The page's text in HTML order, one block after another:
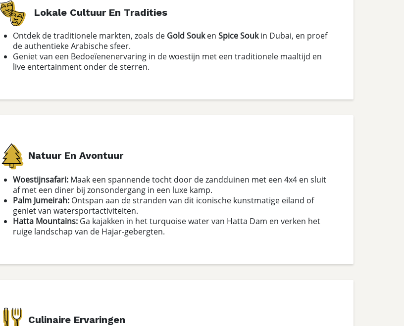
Lokale Cultuur En Tradities
Ontdek de traditionele markten, zoals de Gold Souken Spice Soukin Dubai, en proef
de authentieke Arabische sfeer.
Geniet van een Bedoeïenenervaring in de woestijn met een traditionele maaltijd en
live entertainment onder de sterren.
Natuur En Avontuur
Woestijnsafari: Maak een spannende tocht door de zandduinen met een 4x4 en sluit
af met een diner bij zonsondergang in een luxe kamp.
Palm Jumeirah: Ontspan aan de stranden van dit iconische kunstmatige eiland of
geniet van watersportactiviteiten.
Hatta Mountains: Ga kajakken in het turquoise water van Hatta Dam en verken het
ruige landschap van de Hajar-gebergten.
Culinaire Ervaringen